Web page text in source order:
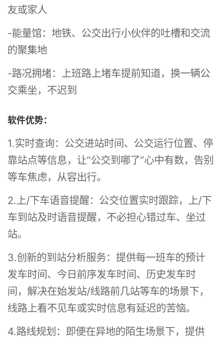
友或家人
-能量馆：地铁、公交出行小伙伴的吐槽和交流
的聚集地
-路况拥堵：上班路上堵车提前知道，换一辆公
交乘坐，不迟到
软件优势：
1.实时查询：公交进站时间、公交运行位置、停
靠站点等信息，让“公交到哪了”心中有数，告别
等车焦虑，从容出行。
2.上/下车语音提醒：公交位置实时跟踪，上/下
车到站及时语音提醒，不必担心错过车、坐过
站。
3.创新的到站分析服务：提供每一班车的预计
发车时间、今日前序发车时间、历史发车时
间，解决在始发站/线路前几站等车的场景下，
线路上看不见车或实时信息有延迟的苦恼。
4.路线规划：即便在异地的陌生场景下，提供